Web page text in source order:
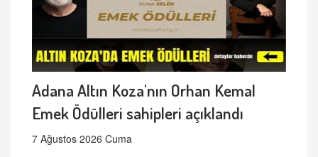
Adana Altın Koza'nın Orhan Kemal
Emek Ödülleri sahipleri açıklandı
7 Ağustos 2026 Cuma